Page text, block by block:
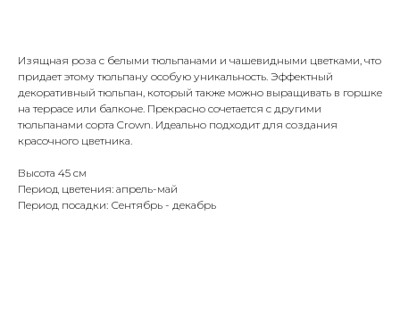
Изящная роза с белыми тюльпанами и чашевидными цветками, что
придает этому тюльпану особую уникальность. Эффектный
декоративный тюльпан, который также можно выращивать в горшке
на террасе или балконе. Прекрасно сочетается с другими
тюльпанами сорта Crown. Идеально подходит для создания
красочного цветника.
Высота 45 см
Период цветения: апрель-май
Период посадки: Сентябрь - декабрь